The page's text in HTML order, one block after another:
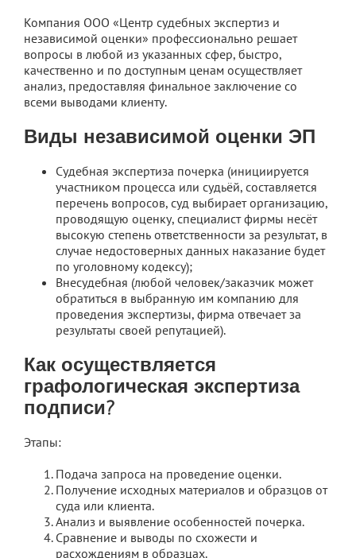
Компания ООО «Центр судебных экспертиз и
независимой оценки» профессионально решает
вопросы в любой из указанных сфер, быстро,
качественно и по доступным ценам осуществляет
анализ, предоставляя финальное заключение со
всеми выводами клиенту.
Виды независимой оценки ЭП
Судебная экспертиза почерка (инициируется
участником процесса или судьёй, составляется
перечень вопросов, суд выбирает организацию,
проводящую оценку, специалист фирмы несёт
высокую степень ответственности за результат, в
случае недостоверных данных наказание будет
по уголовному кодексу);
Внесудебная (любой человек/заказчик может
обратиться в выбранную им компанию для
проведения экспертизы, фирма отвечает за
результаты своей репутацией).
Как осуществляется
графологическая экспертиза
подписи?
Этапы:
Подача запроса на проведение оценки.
Получение исходных материалов и образцов от
суда или клиента.
Анализ и выявление особенностей почерка.
Сравнение и выводы по схожести и
расхождениям в образцах.